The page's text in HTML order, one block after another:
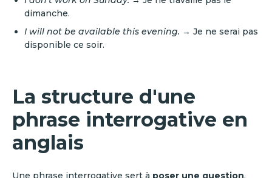
dimanche.
I will not be available this evening. → Je ne serai pas
disponible ce soir.
La structure d'une
phrase interrogative en
anglais
Une phrase interrogative sert à poser une question.